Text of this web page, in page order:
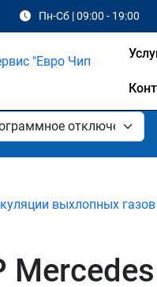
Пн-Сб | 09:00 - 19:00
выхлопных газов